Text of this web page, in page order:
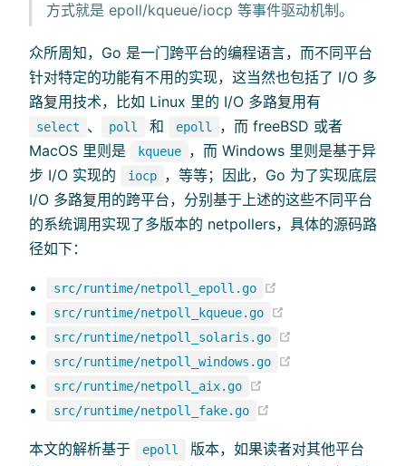
方式就是 epoll/kqueue/iocp 等事件驱动机制。
众所周知，Go 是一门跨平台的编程语言，而不同平台
针对特定的功能有不用的实现，这当然也包括了 I/O 多
路复用技术，比如 Linux 里的 I/O 多路复用有
select 、 poll 和 epoll
，而 freeBSD 或者
MacOS 里则是
kqueue
，而 Windows 里则是基于异
步 I/O 实现的
iocp
，等等；因此，Go 为了实现底层
I/O 多路复用的跨平台，分别基于上述的这些不同平台
的系统调用实现了多版本的 netpollers，具体的源码路
径如下：
src/runtime/netpoll_epoll.go
src/runtime/netpoll_kqueue.go
src/runtime/netpoll_solaris.go
src/runtime/netpoll_windows.go
src/runtime/netpoll_aix.go
src/runtime/netpoll_fake.go
本文的解析基于 epoll
版本，如果读者对其他平台